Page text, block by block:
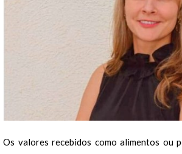
Os valores recebidos como alimentos ou